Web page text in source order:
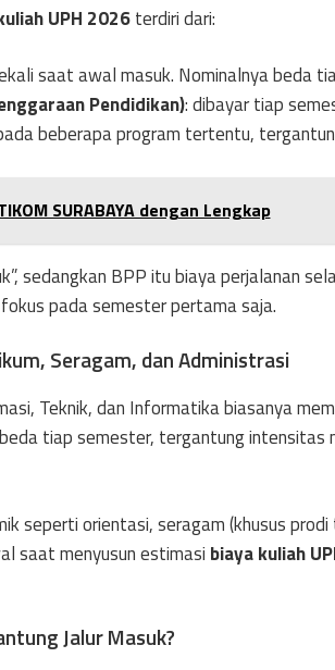
UPH 2026terdiri dari:
saat awal masuk. Nominalnya beda
Pendidikan): dibayar tiap
beberapa program tertentu,
SURABAYA dengan Lengkap
sedangkan BPP itu biaya perjalanan
pada semester pertama saja.
Seragam, dan Administrasi
Teknik, dan Informatika biasanya
tiap semester, tergantung
seperti orientasi, seragam (khusus
saat menyusun estimasi biaya kuliah
Jalur Masuk?